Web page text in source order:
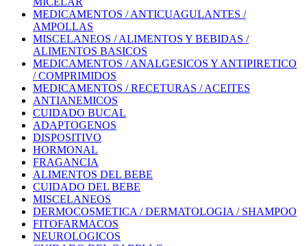
MEDICAMENTOS / ANTICUAGULANTES /
AMPOLLAS
MISCELANEOS / ALIMENTOS Y BEBIDAS /
ALIMENTOS BASICOS
MEDICAMENTOS / ANALGESICOS Y ANTIPIRETICO
/ COMPRIMIDOS
MEDICAMENTOS / RECETURAS / ACEITES
ANTIANEMICOS
CUIDADO BUCAL
ADAPTOGENOS
DISPOSITIVO
HORMONAL
FRAGANCIA
ALIMENTOS DEL BEBE
CUIDADO DEL BEBE
MISCELANEOS
DERMOCOSMETICA / DERMATOLOGIA / SHAMPOO
FITOFARMACOS
NEUROLOGICOS